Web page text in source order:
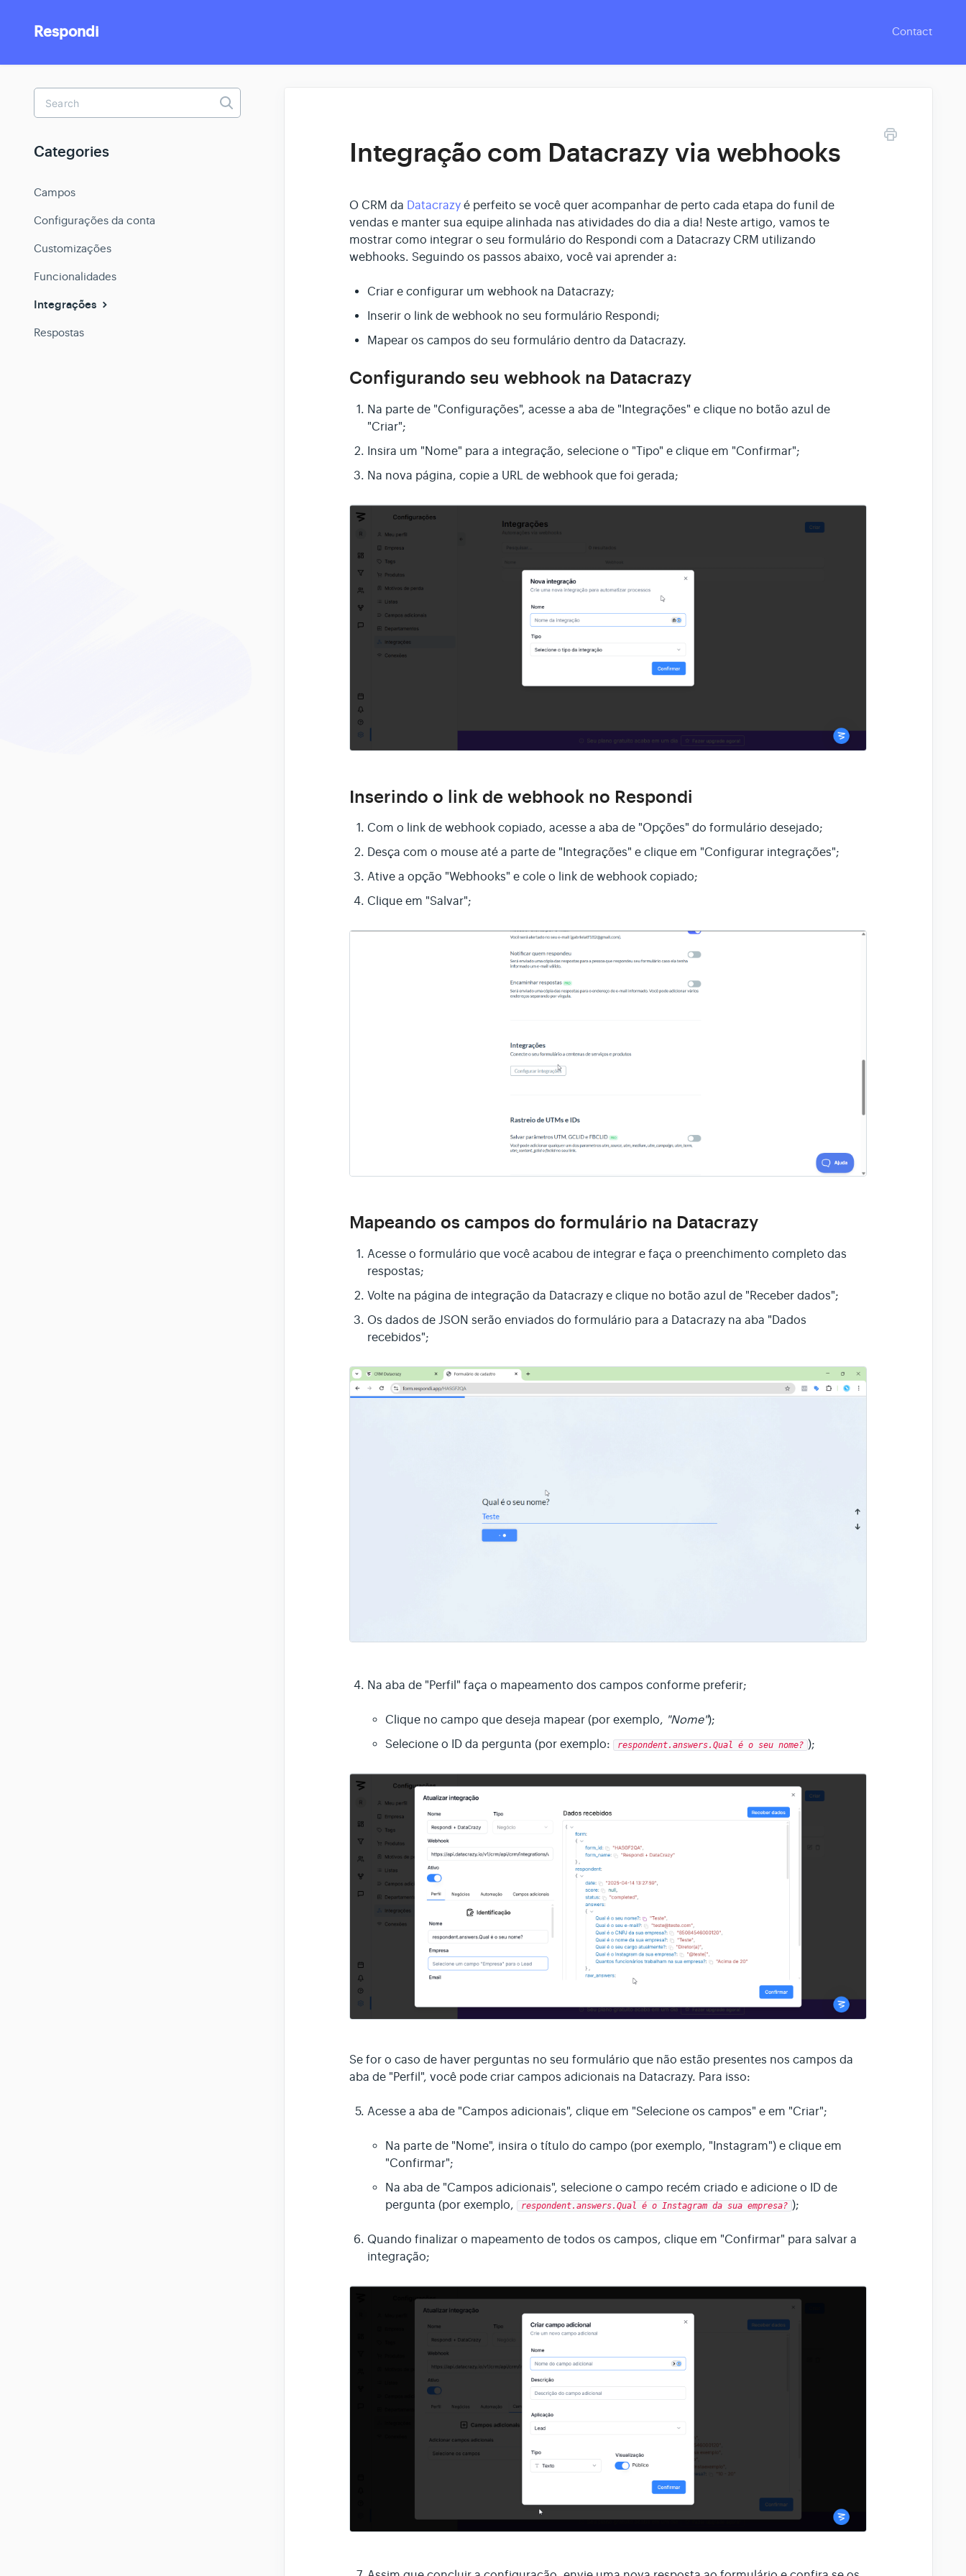
Respondi Contact
Integração com Datacrazy via webhooks
O CRM da Datacrazy é perfeito se você quer acompanhar de perto cada etapa do funil de
vendas e manter sua equipe alinhada nas atividades do dia a dia! Neste artigo, vamos te
mostrar como integrar o seu formulário do Respondi com a Datacrazy CRM utilizando
webhooks. Seguindo os passos abaixo, você vai aprender a:
Criar e configurar um webhook na Datacrazy;
Inserir o link de webhook no seu formulário Respondi;
Mapear os campos do seu formulário dentro da Datacrazy.
Configurando seu webhook na Datacrazy
Na parte de "Configurações", acesse a aba de "Integrações" e clique no botão azul de
"Criar";
Insira um "Nome" para a integração, selecione o "Tipo" e clique em "Confirmar";
Na nova página, copie a URL de webhook que foi gerada;
Inserindo o link de webhook no Respondi
Com o link de webhook copiado, acesse a aba de "Opções" do formulário desejado;
Desça com o mouse até a parte de "Integrações" e clique em "Configurar integrações";
Ative a opção "Webhooks" e cole o link de webhook copiado;
Clique em "Salvar";
Mapeando os campos do formulário na Datacrazy
Acesse o formulário que você acabou de integrar e faça o preenchimento completo das
respostas;
Volte na página de integração da Datacrazy e clique no botão azul de "Receber dados";
Os dados de JSON serão enviados do formulário para a Datacrazy na aba "Dados
recebidos";
Na aba de "Perfil" faça o mapeamento dos campos conforme preferir;
Clique no campo que deseja mapear (por exemplo, "Nome");
Selecione o ID da pergunta (por exemplo: respondent.answers.Qual é o seu nome? );
Se for o caso de haver perguntas no seu formulário que não estão presentes nos campos da
aba de "Perfil", você pode criar campos adicionais na Datacrazy. Para isso:
Acesse a aba de "Campos adicionais", clique em "Selecione os campos" e em "Criar";
Na parte de "Nome", insira o título do campo (por exemplo, "Instagram") e clique em
"Confirmar";
Na aba de "Campos adicionais", selecione o campo recém criado e adicione o ID de
pergunta (por exemplo, respondent.answers.Qual é o Instagram da sua empresa? );
Quando finalizar o mapeamento de todos os campos, clique em "Confirmar" para salvar a
integração;
Toggle
Search
Categories
Campos
Configurações da conta
Customizações
Funcionalidades
Integrações
Respostas